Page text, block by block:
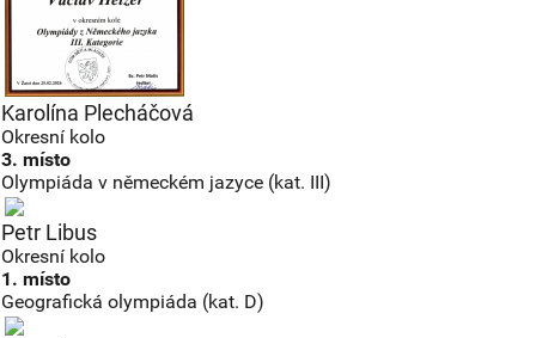
Karolína Plecháčová
Okresní kolo
3. místo
Olympiáda v německém jazyce (kat. III)
Petr Libus
Okresní kolo
1. místo
Geografická olympiáda (kat. D)